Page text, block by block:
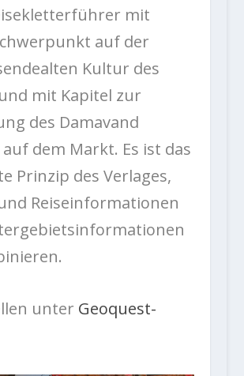
mit
auf der
Kultur des
mit Kapitel zur
des Damavand
auf dem Markt. Es ist das
Prinzip des Verlages,
Reiseinformationen
unter Geoquest-